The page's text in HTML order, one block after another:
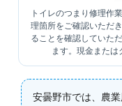
トイレのつまり修理作
理箇所をご確認いただ
ることを確認していた
ます。現金または
安曇野市では、農